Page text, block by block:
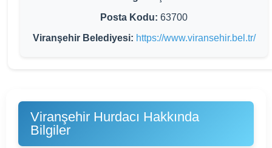
Posta Kodu: 63700
Viranşehir Belediyesi: https://www.viransehir.bel.tr/
Viranşehir Hurdacı Hakkında
Bilgiler